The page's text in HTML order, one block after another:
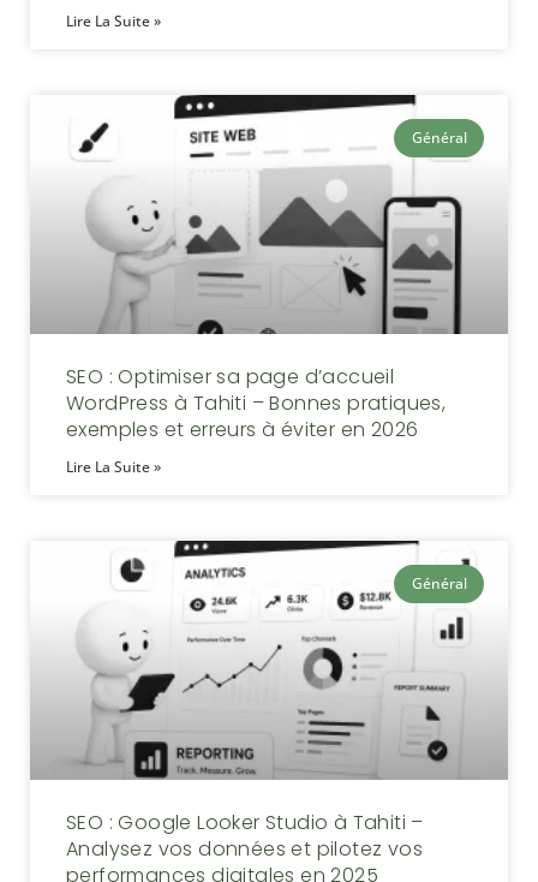
Lire La Suite »
Général
SEO : Optimiser sa page d’accueil
WordPress à Tahiti – Bonnes pratiques,
exemples et erreurs à éviter en 2026
Lire La Suite »
Général
SEO : Google Looker Studio à Tahiti –
Analysez vos données et pilotez vos
performances digitales en 2025